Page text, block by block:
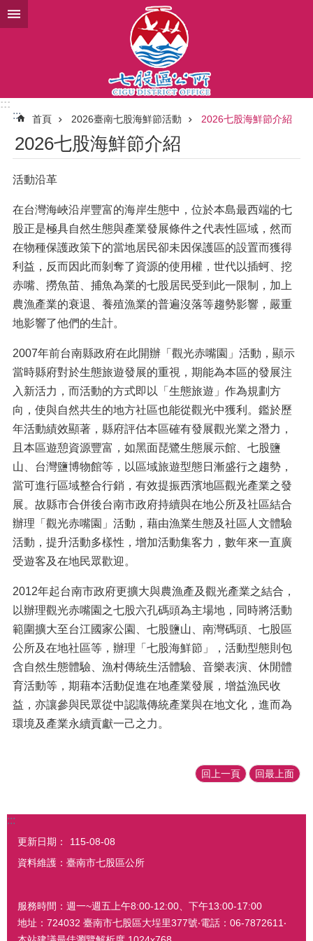
跳到主要內容區塊
:::
:::
首頁 2026臺南七股海鮮節活動 2026七股海鮮節介紹
2026七股海鮮節介紹
活動沿革
在台灣海峽沿岸豐富的海岸生態中，位於本島最西端的七
股正是極具自然生態與產業發展條件之代表性區域，然而
在物種保護政策下的當地居民卻未因保護區的設置而獲得
利益，反而因此而剝奪了資源的使用權，世代以插蚵、挖
赤嘴、撈魚苗、捕魚為業的七股居民受到此一限制，加上
農漁產業的衰退、養殖漁業的普遍沒落等趨勢影響，嚴重
地影響了他們的生計。
2007年前台南縣政府在此開辦「觀光赤嘴園」活動，顯示
當時縣府對於生態旅遊發展的重視，期能為本區的發展注
入新活力，而活動的方式即以「生態旅遊」作為規劃方
向，使與自然共生的地方社區也能從觀光中獲利。鑑於歷
年活動績效顯著，縣府評估本區確有發展觀光業之潛力，
且本區遊憩資源豐富，如黑面琵鷺生態展示館、七股鹽
山、台灣鹽博物館等，以區域旅遊型態日漸盛行之趨勢，
當可進行區域整合行銷，有效提振西濱地區觀光產業之發
展。故縣市合併後台南市政府持續與在地公所及社區結合
辦理「觀光赤嘴園」活動，藉由漁業生態及社區人文體驗
活動，提升活動多樣性，增加活動集客力，數年來一直廣
受遊客及在地民眾歡迎。
2012年起台南市政府更擴大與農漁產及觀光產業之結合，
以辦理觀光赤嘴園之七股六孔碼頭為主場地，同時將活動
範圍擴大至台江國家公園、七股鹽山、南灣碼頭、七股區
公所及在地社區等，辦理「七股海鮮節」，活動型態則包
含自然生態體驗、漁村傳統生活體驗、音樂表演、休閒體
育活動等，期藉本活動促進在地產業發展，增益漁民收
益，亦讓參與民眾從中認識傳統產業與在地文化，進而為
環境及產業永續貢獻一己之力。
回上一頁 回最上面
:::
更新日期：
115-08-08
資料維護：臺南市七股區公所
服務時間：週一~週五上午8:00-12:00、下午13:00-17:00
地址：724032 臺南市七股區大埕里377號‧電話：06-7872611‧